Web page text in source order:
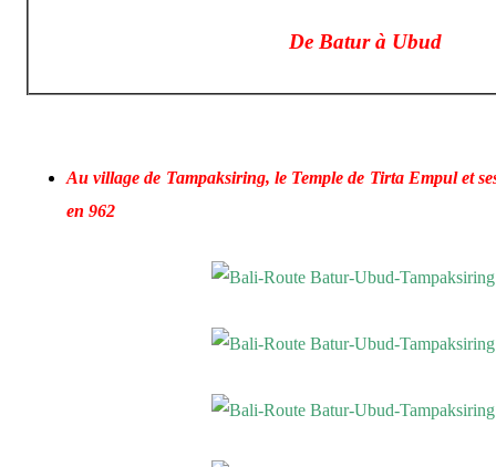
De Batur à Ubud
Au village de Tampaksiring, le Temple de Tirta Empul et
en 962